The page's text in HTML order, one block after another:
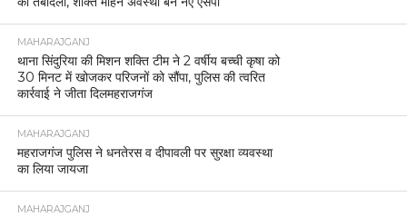
MAHARAJGANJ
थाना सिंदुरिया की मिशन शक्ति टीम ने 2 वर्षीय बच्ची कृषा को
30 मिनट में खोजकर परिजनों को सौंपा, पुलिस की त्वरित
कार्रवाई ने जीता दिलमहराजगंज
MAHARAJGANJ
महराजगंज पुलिस ने धनतेरस व दीपावली पर सुरक्षा व्यवस्था
का लिया जायजा
MAHARAJGANJ